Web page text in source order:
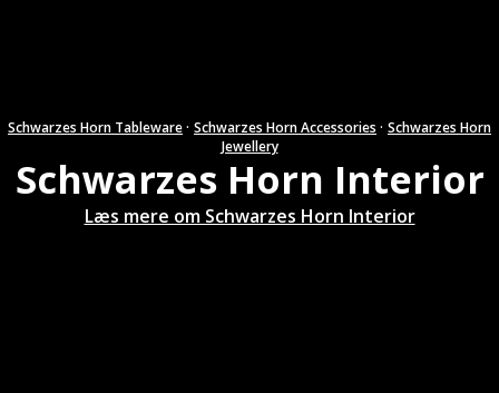
Schwarzes Horn Tableware· Schwarzes Horn Accessories · Schwarzes Horn
Jewellery
Schwarzes Horn Interior
Læs mere om Schwarzes Horn Interior